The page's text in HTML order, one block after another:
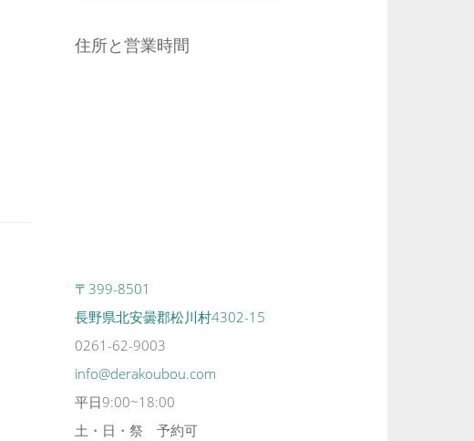
住所と営業時間
〒399-8501
長野県北安曇郡松川村4302-15
0261-62-9003
info@derakoubou.com
平日9:00~18:00
土・日・祭 予約可